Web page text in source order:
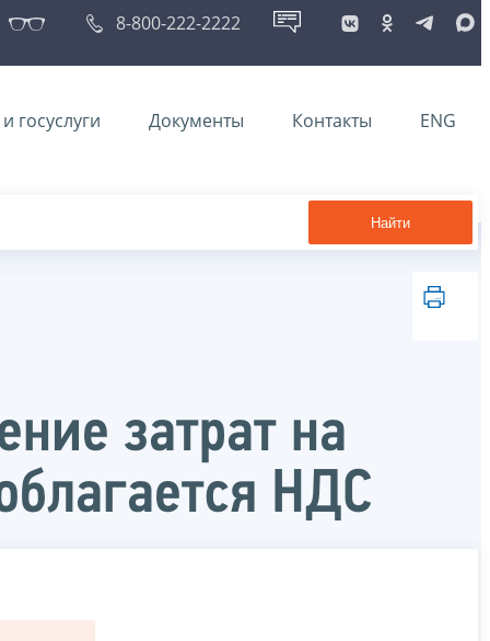
8-800-222-2222
госуслуги Документы Контакты ENG
Найти
затрат на
НДС